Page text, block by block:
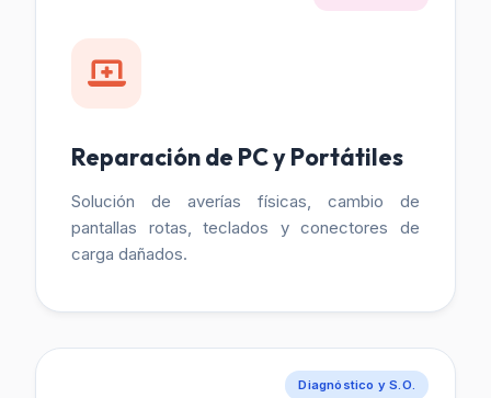
Reparación de PC y Portátiles
Solución de averías físicas, cambio de
pantallas rotas, teclados y conectores de
carga dañados.
Diagnóstico y S.O.